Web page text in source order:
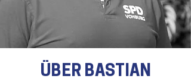
ÜBER BASTIAN